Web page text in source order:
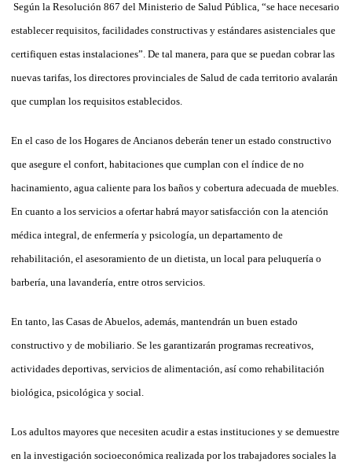
Según la Resolución 867 del Ministerio de Salud Pública, “se hace necesario
establecer requisitos, facilidades constructivas y estándares asistenciales que
certifiquen estas instalaciones”. De tal manera, para que se puedan cobrar las
nuevas tarifas, los directores provinciales de Salud de cada territorio avalarán
que cumplan los requisitos establecidos.
En el caso de los Hogares de Ancianos deberán tener un estado constructivo
que asegure el confort, habitaciones que cumplan con el índice de no
hacinamiento, agua caliente para los baños y cobertura adecuada de muebles.
En cuanto a los servicios a ofertar habrá mayor satisfacción con la atención
médica integral, de enfermería y psicología, un departamento de
rehabilitación, el asesoramiento de un dietista, un local para peluquería o
barbería, una lavandería, entre otros servicios.
En tanto, las Casas de Abuelos, además, mantendrán un buen estado
constructivo y de mobiliario. Se les garantizarán programas recreativos,
actividades deportivas, servicios de alimentación, así como rehabilitación
biológica, psicológica y social.
Los adultos mayores que necesiten acudir a estas instituciones y se demuestre
en la investigación socioeconómica realizada por los trabajadores sociales la